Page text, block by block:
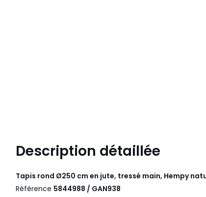
Description détaillée
Tapis rond Ø250 cm en jute, tressé main, Hempy
Référence 5844988 / GAN938